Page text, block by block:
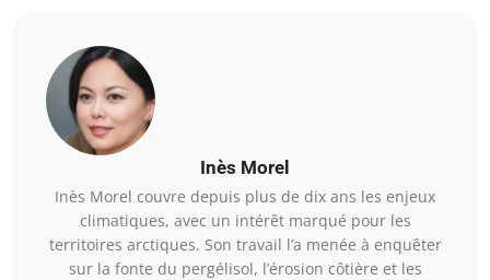
Inès Morel
Inès Morel couvre depuis plus de dix ans les enjeux
climatiques, avec un intérêt marqué pour les
territoires arctiques. Son travail l’a menée à enquêter
sur la fonte du pergélisol, l’érosion côtière et les